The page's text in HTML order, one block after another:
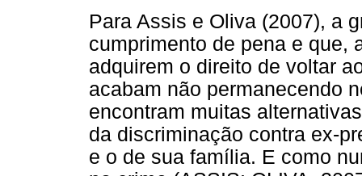
Para Assis e Oliva (2007), a
cumprimento de pena e que,
adquirem o direito de voltar
acabam não permanecendo
encontram muitas
da discriminação contra ex-
e o de sua família. E como